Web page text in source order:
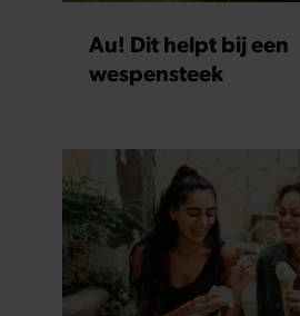
Au! Dit helpt bij een
wespensteek